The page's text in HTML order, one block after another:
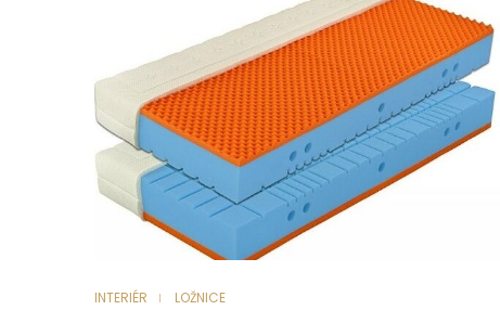
INTERIÉR LOŽNICE